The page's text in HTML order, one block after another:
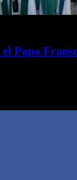
Papa